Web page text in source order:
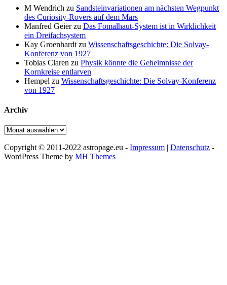
M Wendrich zu Sandsteinvariationen am nächsten Wegpunkt
des Curiosity-Rovers auf dem Mars
Manfred Geierzu Das Fomalhaut-System ist in Wirklichkeit
ein Dreifachsystem
Kay Groenhardt zu Wissenschaftsgeschichte: Die Solvay-
Konferenz von 1927
Tobias Claren zu Physik könnte die Geheimnisse der
Kornkreise entlarven
Hempel zu Wissenschaftsgeschichte: Die Solvay-Konferenz
von 1927
Archiv
Archiv
Copyright © 2011-2022 astropage.eu - Impressum | Datenschutz -
WordPress Theme by MH Themes